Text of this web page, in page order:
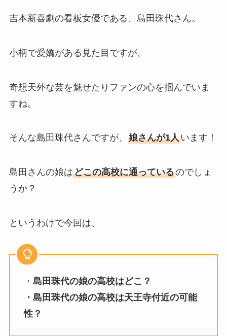
吉本新喜劇の看板女優である、島田珠代さん。
小柄で愛嬌がある見た目ですが、
奇想天外な芸を魅せたりファンの心を掴んでいま
すね。
そんな島田珠代さんですが、 娘さんが1人います！
島田さんの娘はどこの高校に通っているのでしょ
うか？
というわけで今回は、
・ 島田珠代の娘の高校はどこ？
・島田珠代の娘の高校は天王寺付近の可能
性？